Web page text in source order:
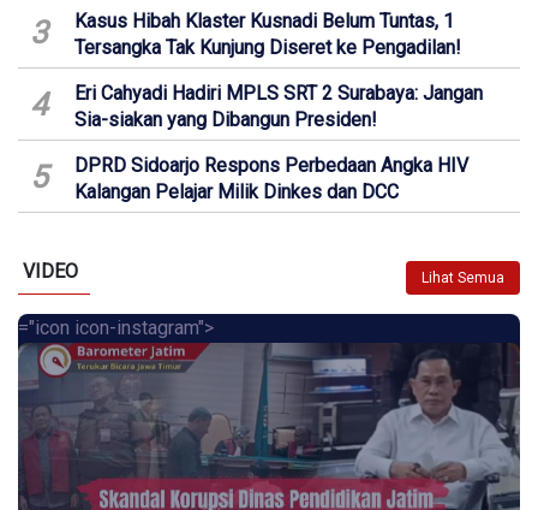
3
Kasus Hibah Klaster Kusnadi Belum Tuntas, 1
Tersangka Tak Kunjung Diseret ke Pengadilan!
4
Eri Cahyadi Hadiri MPLS SRT 2 Surabaya: Jangan
Sia-siakan yang Dibangun Presiden!
5
DPRD Sidoarjo Respons Perbedaan Angka HIV
Kalangan Pelajar Milik Dinkes dan DCC
VIDEO Lihat Semua
="icon icon-instagram">